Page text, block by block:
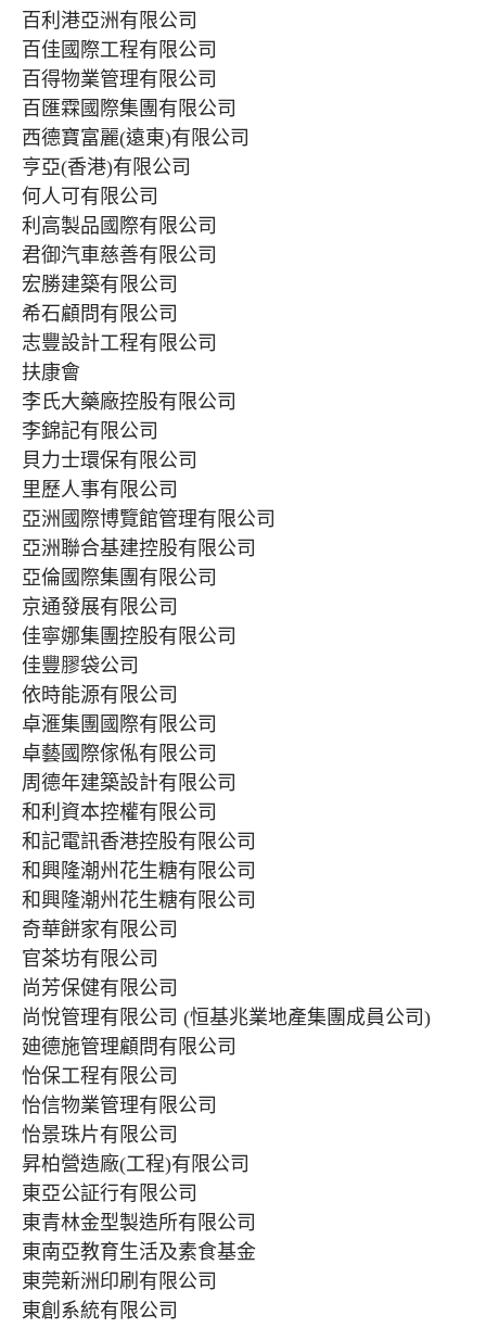
百利港亞洲有限公司
百佳國際工程有限公司
百得物業管理有限公司
百匯霖國際集團有限公司
西德寶富麗(遠東)有限公司
亨亞(香港)有限公司
何人可有限公司
利高製品國際有限公司
君御汽車慈善有限公司
宏勝建築有限公司
希石顧問有限公司
志豐設計工程有限公司
扶康會
李氏大藥廠控股有限公司
李錦記有限公司
貝力士環保有限公司
里歷人事有限公司
亞洲國際博覽館管理有限公司
亞洲聯合基建控股有限公司
亞倫國際集團有限公司
京通發展有限公司
佳寧娜集團控股有限公司
佳豐膠袋公司
依時能源有限公司
卓滙集團國際有限公司
卓藝國際傢俬有限公司
周德年建築設計有限公司
和利資本控權有限公司
和記電訊香港控股有限公司
和興隆潮州花生糖有限公司
和興隆潮州花生糖有限公司
奇華餅家有限公司
官茶坊有限公司
尚芳保健有限公司
尚悅管理有限公司 (恒基兆業地產集團成員公司)
廸德施管理顧問有限公司
怡保工程有限公司
怡信物業管理有限公司
怡景珠片有限公司
昇柏營造廠(工程)有限公司
東亞公証行有限公司
東青林金型製造所有限公司
東南亞教育生活及素食基金
東莞新洲印刷有限公司
東創系統有限公司